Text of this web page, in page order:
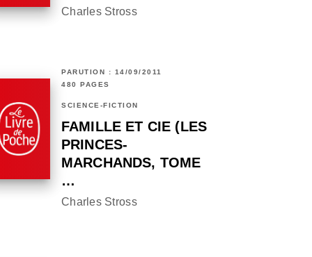
Charles Stross
PARUTION : 14/09/2011
480 PAGES
SCIENCE-FICTION
FAMILLE ET CIE (LES
PRINCES-
MARCHANDS, TOME
…
Charles Stross